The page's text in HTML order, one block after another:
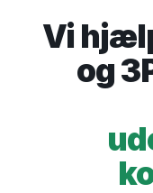
Vi
og